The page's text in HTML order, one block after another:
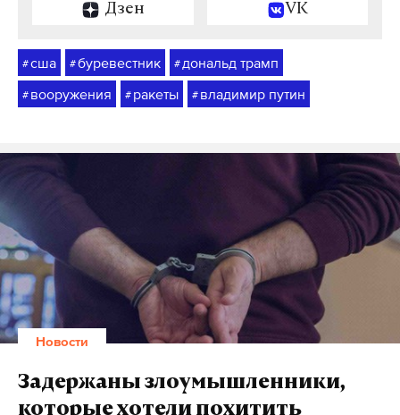
Дзен VK
#сша #буревестник # дональд трамп
# вооружения # ракеты # владимир путин
Новости
Задержаны злоумышленники,
которые хотели похитить